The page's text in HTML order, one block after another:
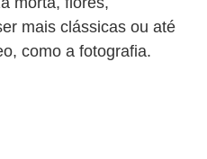
mais clássicas ou até
como a fotografia.